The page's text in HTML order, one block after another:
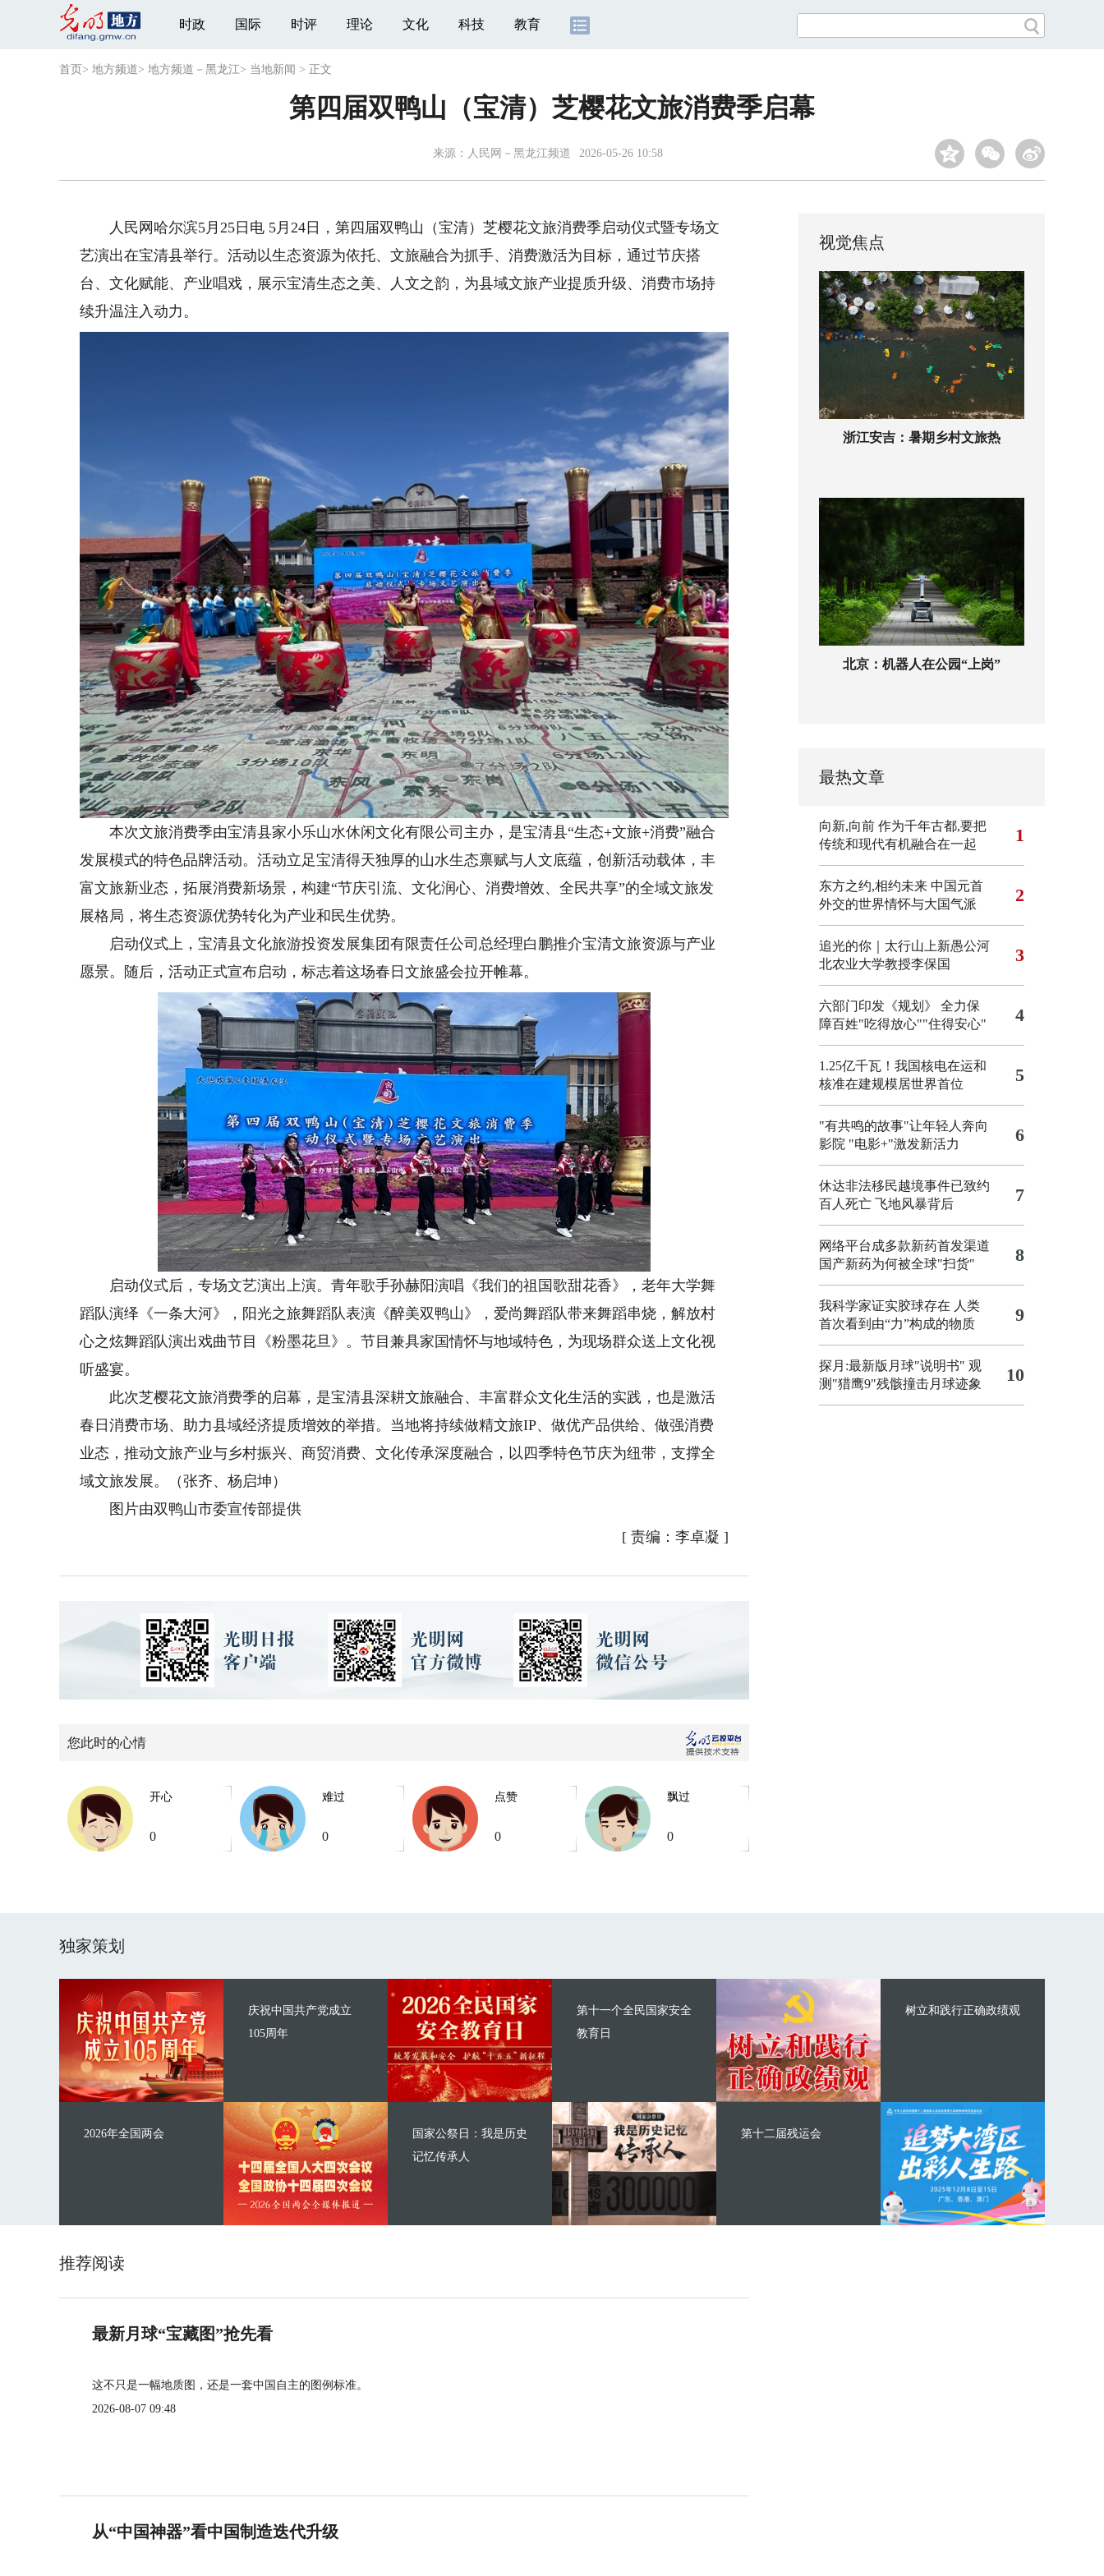
时政 国际 时评 理论 文化 科技 教育
首页 > 地方频道> 地方频道－黑龙江> 当地新闻 > 正文
第四届双鸭山（宝清）芝樱花文旅消费季启幕
来源： 人民网－黑龙江频道 2026-05-26 10:58
人民网哈尔滨5月25日电 5月24日，第四届双鸭山（宝清）芝樱花文旅消费季启动仪式暨专场文
艺演出在宝清县举行。活动以生态资源为依托、文旅融合为抓手、消费激活为目标，通过节庆搭
台、文化赋能、产业唱戏，展示宝清生态之美、人文之韵，为县域文旅产业提质升级、消费市场持
续升温注入动力。
本次文旅消费季由宝清县家小乐山水休闲文化有限公司主办，是宝清县“生态+文旅+消费”融合
发展模式的特色品牌活动。活动立足宝清得天独厚的山水生态禀赋与人文底蕴，创新活动载体，丰
富文旅新业态，拓展消费新场景，构建“节庆引流、文化润心、消费增效、全民共享”的全域文旅发
展格局，将生态资源优势转化为产业和民生优势。
启动仪式上，宝清县文化旅游投资发展集团有限责任公司总经理白鹏推介宝清文旅资源与产业
愿景。随后，活动正式宣布启动，标志着这场春日文旅盛会拉开帷幕。
启动仪式后，专场文艺演出上演。青年歌手孙赫阳演唱《我们的祖国歌甜花香》，老年大学舞
蹈队演绎《一条大河》，阳光之旅舞蹈队表演《醉美双鸭山》，爱尚舞蹈队带来舞蹈串烧，解放村
心之炫舞蹈队演出戏曲节目《粉墨花旦》。节目兼具家国情怀与地域特色，为现场群众送上文化视
听盛宴。
此次芝樱花文旅消费季的启幕，是宝清县深耕文旅融合、丰富群众文化生活的实践，也是激活
春日消费市场、助力县域经济提质增效的举措。当地将持续做精文旅IP、做优产品供给、做强消费
业态，推动文旅产业与乡村振兴、商贸消费、文化传承深度融合，以四季特色节庆为纽带，支撑全
域文旅发展。（张齐、杨启坤）
图片由双鸭山市委宣传部提供
[ 责编：李卓凝 ]
您此时的心情
开心
0
难过
0
点赞
0
飘过
0
视觉焦点
浙江安吉：暑期乡村文旅热
北京：机器人在公园“上岗”
最热文章
向新,向前 作为千年古都,要把
传统和现代有机融合在一起
1
东方之约,相约未来 中国元首
外交的世界情怀与大国气派
2
追光的你｜太行山上新愚公河
北农业大学教授李保国
3
六部门印发《规划》 全力保
障百姓"吃得放心""住得安心"
4
1.25亿千瓦！我国核电在运和
核准在建规模居世界首位
5
"有共鸣的故事"让年轻人奔向
影院 "电影+"激发新活力 6
休达非法移民越境事件已致约
百人死亡 飞地风暴背后 7
网络平台成多款新药首发渠道
国产新药为何被全球"扫货"
8
我科学家证实胶球存在 人类
首次看到由“力”构成的物质
9
探月:最新版月球"说明书" 观
测"猎鹰9"残骸撞击月球迹象
10
独家策划
庆祝中国共产党成立
105周年
2026年全国两会
第十一个全民国家安全
教育日
国家公祭日：我是历史
记忆传承人
树立和践行正确政绩观
第十二届残运会
推荐阅读
最新月球“宝藏图”抢先看
这不只是一幅地质图，还是一套中国自主的图例标准。
2026-08-07 09:48
从“中国神器”看中国制造迭代升级